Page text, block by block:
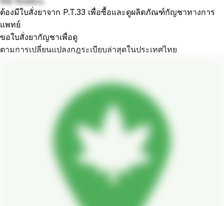
ต้องมีใบสั่งยาจาก P.T.33 เพื่อซื้อและดูผลิตภัณฑ์กัญชาทางการ
แพทย์
ขอใบสั่งยากัญชาเพื่อดู
ตามการเปลี่ยนแปลงกฎระเบียบล่าสุดในประเทศไทย